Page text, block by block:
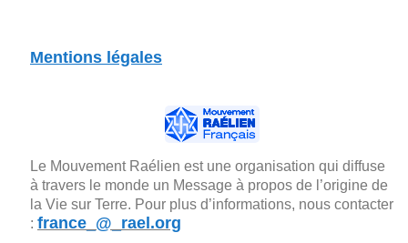
Mentions légales
Le Mouvement Raélien est une organisation qui diffuse
à travers le monde un Message à propos de l’origine de
la Vie sur Terre. Pour plus d’informations, nous contacter
: france_@_rael.org